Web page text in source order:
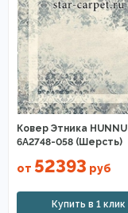
Ковер Этника HUNNU
6A2748-058 (Шерсть)
от 52393 руб